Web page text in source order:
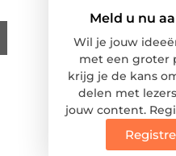
Meld u nu
Wil je jouw
met een groter
krijg je de kans
delen met
jouw content.